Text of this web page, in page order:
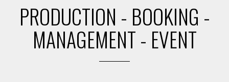
PRODUCTION - BOOKING -
MANAGEMENT - EVENT